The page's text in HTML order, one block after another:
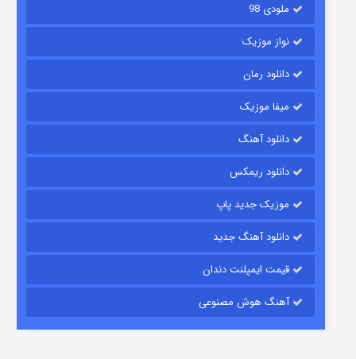
قسمت7 (زیرنویس) منتشر شد
ملودی 98
نواز موزیک
دانلود رمان
میفا موزیک
دانلود آهنگ
دانلود ریمکس
موزیک جدید پاپ
دانلود آهنگ جدید
قیمت ایمپلنت دندان
آهنگ هوش مصنوعی